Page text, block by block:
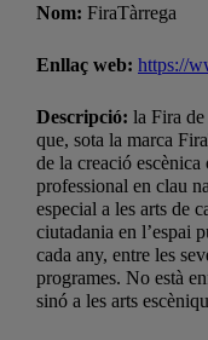
Nom: FiraTàrrega
Enllaç web: https://
Descripció: la Fira de
que, sota la marca
de la creació
professional en clau
especial a les arts de
ciutadania en l’espai
cada any, entre les
programes. No està
sinó a les arts